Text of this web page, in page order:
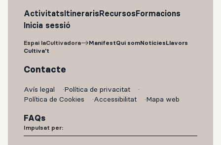
ActivitatsItinerarisRecursosFormacions
Inicia sessió
Espai laCultivadora ManifestQui somNotíciesLlavors
Cultiva't
Contacte
Avís legal
Política de privacitat
Política de Cookies
Accessibilitat Mapa web
FAQs
Impulsat per: